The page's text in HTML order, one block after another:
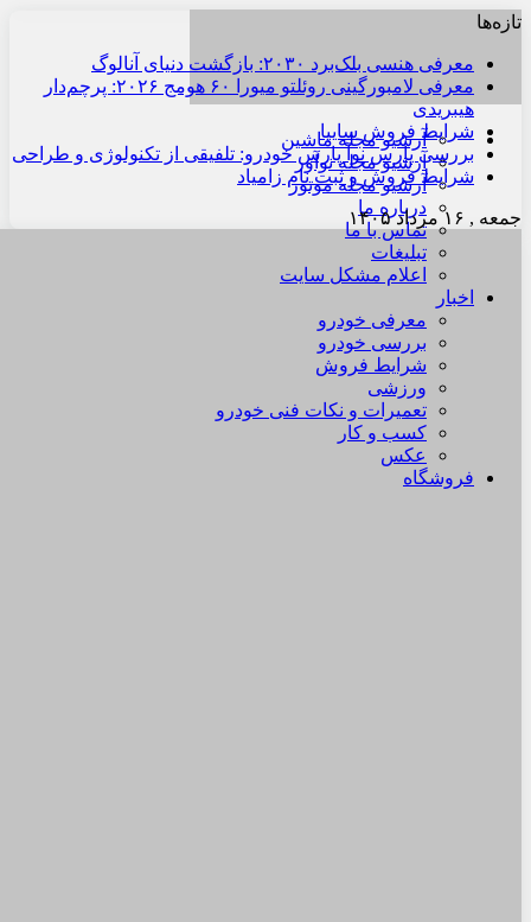
آرشیو مجله ماشین
آرشیو مجله نوآور
آرشیو مجله موتور
درباره ما
تماس با ما
تبلیغات
اعلام مشکل سایت
اخبار
معرفی خودرو
بررسی خودرو
شرایط فروش
ورزشی
تعمیرات و نکات فنی خودرو
کسب و کار
عکس
فروشگاه
تازه‌ها
معرفی هنسی بلک‌برد ۲۰۳۰: بازگشت دنیای آنالوگ
معرفی لامبورگینی روئلتو میورا ۶۰ هومج ۲۰۲۶: پرچم‌دار
هیبریدی
شرایط فروش سایپا
بررسی پارس نوآ پارس خودرو: تلفیقی از تکنولوژی و طراحی
شرایط فروش و ثبت نام زامیاد
جمعه , ۱۶ مرداد ۱۴۰۵